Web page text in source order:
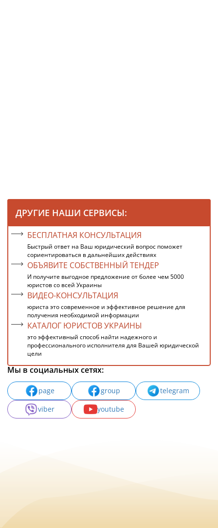
ДРУГИЕ НАШИ СЕРВИСЫ:
БЕСПЛАТНАЯ КОНСУЛЬТАЦИЯ
Быстрый ответ на Ваш юридический вопрос поможет
сориентироваться в дальнейших действиях
ОБЪЯВИТЕ СОБСТВЕННЫЙ ТЕНДЕР
И получите выгодное предложение от более чем 5000
юристов со всей Украины
ВИДЕО-КОНСУЛЬТАЦИЯ
юриста это современное и эффективное решение для
получения необходимой информации
КАТАЛОГ ЮРИСТОВ УКРАИНЫ
это эффективный способ найти надежного и
профессионального исполнителя для Вашей юридической
цели
Мы в социальных сетях:
page group
telegram
viber
youtube